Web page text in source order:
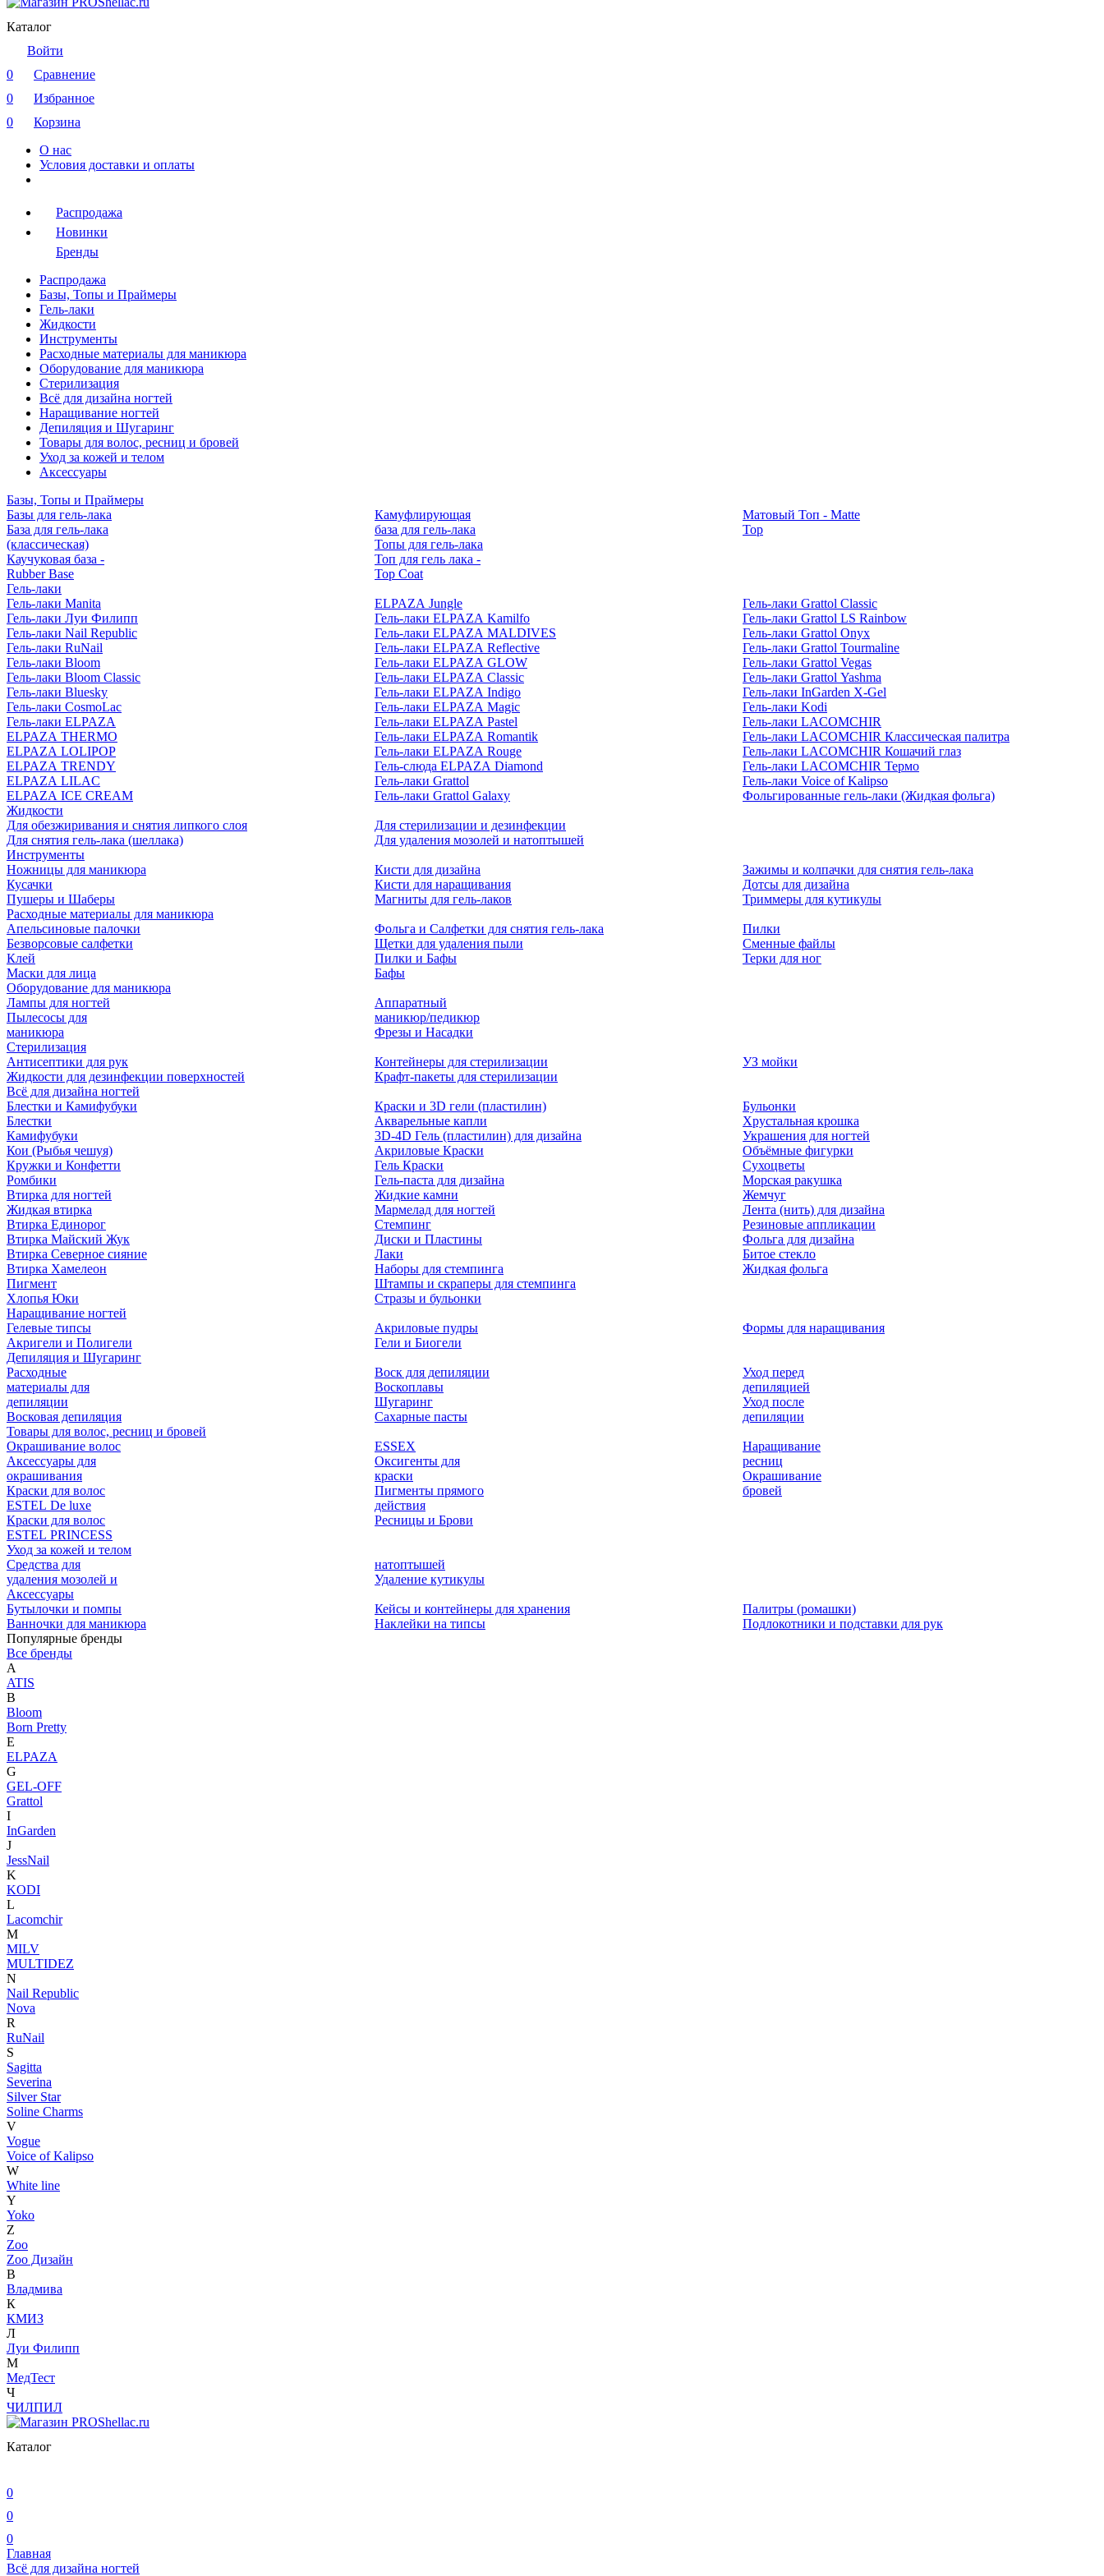
Каталог
Войти
0
Сравнение
0
Избранное
0
Корзина
О нас
Условия доставки и оплаты
Распродажа
Новинки
Бренды
Распродажа
Базы, Топы и Праймеры
Гель-лаки
Жидкости
Инструменты
Расходные материалы для маникюра
Оборудование для маникюра
Стерилизация
Всё для дизайна ногтей
Наращивание ногтей
Депиляция и Шугаринг
Товары для волос, ресниц и бровей
Уход за кожей и телом
Аксессуары
Базы, Топы и Праймеры
Базы для гель-лака
База для гель-лака
(классическая)
Каучуковая база -
Rubber Base
Камуфлирующая
база для гель-лака
Топы для гель-лака
Топ для гель лака -
Top Coat
Матовый Топ - Matte
Top
Гель-лаки
Гель-лаки Manita
Гель-лаки Луи Филипп
Гель-лаки Nail Republic
Гель-лаки RuNail
Гель-лаки Bloom
Гель-лаки Bloom Classic
Гель-лаки Bluesky
Гель-лаки CosmoLac
Гель-лаки ELPAZA
ELPAZA THERMO
ELPAZA LOLIPOP
ELPAZA TRENDY
ELPAZA LILAC
ELPAZA IСE CREAM
ELPAZA Jungle
Гель-лаки ELPAZA Kamilfo
Гель-лаки ELPAZA MALDIVES
Гель-лаки ELPAZA Reflective
Гель-лаки ELPAZA GLOW
Гель-лаки ELPAZA Classic
Гель-лаки ELPAZA Indigo
Гель-лаки ELPAZA Magic
Гель-лаки ELPAZA Pastel
Гель-лаки ELPAZA Romantik
Гель-лаки ELPAZA Rouge
Гель-слюда ELPAZA Diamond
Гель-лаки Grattol
Гель-лаки Grattol Galaxy
Гель-лаки Grattol Classic
Гель-лаки Grattol LS Rainbow
Гель-лаки Grattol Onyx
Гель-лаки Grattol Tourmaline
Гель-лаки Grattol Vegas
Гель-лаки Grattol Yashma
Гель-лаки InGarden X-Gel
Гель-лаки Kodi
Гель-лаки LACOMCHIR
Гель-лаки LACOMCHIR Классическая палитра
Гель-лаки LACOMCHIR Кошачий глаз
Гель-лаки LACOMCHIR Термо
Гель-лаки Voice of Kalipso
Фольгированные гель-лаки (Жидкая фольга)
Жидкости
Для обезжиривания и снятия липкого слоя
Для снятия гель-лака (шеллака)
Для стерилизации и дезинфекции
Для удаления мозолей и натоптышей
Инструменты
Ножницы для маникюра
Кусачки
Пушеры и Шаберы
Кисти для дизайна
Кисти для наращивания
Магниты для гель-лаков
Зажимы и колпачки для снятия гель-лака
Дотсы для дизайна
Триммеры для кутикулы
Расходные материалы для маникюра
Апельсиновые палочки
Безворсовые салфетки
Клей
Маски для лица
Фольга и Салфетки для снятия гель-лака
Щетки для удаления пыли
Пилки и Бафы
Бафы
Пилки
Сменные файлы
Терки для ног
Оборудование для маникюра
Лампы для ногтей
Пылесосы для
маникюра
Аппаратный
маникюр/педикюр
Фрезы и Насадки
Стерилизация
Антисептики для рук
Жидкости для дезинфекции поверхностей
Контейнеры для стерилизации
Крафт-пакеты для стерилизации
УЗ мойки
Всё для дизайна ногтей
Блестки и Камифубуки
Блестки
Камифубуки
Кои (Рыбья чешуя)
Кружки и Конфетти
Ромбики
Втирка для ногтей
Жидкая втирка
Втирка Единорог
Втирка Майский Жук
Втирка Северное сияние
Втирка Хамелеон
Пигмент
Хлопья Юки
Краски и 3D гели (пластилин)
Акварельные капли
3D-4D Гель (пластилин) для дизайна
Акриловые Краски
Гель Краски
Гель-паста для дизайна
Жидкие камни
Мармелад для ногтей
Стемпинг
Диски и Пластины
Лаки
Наборы для стемпинга
Штампы и скраперы для стемпинга
Стразы и бульонки
Бульонки
Хрустальная крошка
Украшения для ногтей
Объёмные фигурки
Сухоцветы
Морская ракушка
Жемчуг
Лента (нить) для дизайна
Резиновые аппликации
Фольга для дизайна
Битое стекло
Жидкая фольга
Наращивание ногтей
Гелевые типсы
Акригели и Полигели
Акриловые пудры
Гели и Биогели
Формы для наращивания
Депиляция и Шугаринг
Расходные
материалы для
депиляции
Восковая депиляция
Воск для депиляции
Воскоплавы
Шугаринг
Сахарные пасты
Уход перед
депиляцией
Уход после
депиляции
Товары для волос, ресниц и бровей
Окрашивание волос
Аксессуары для
окрашивания
Краски для волос
ESTEL De luxe
Краски для волос
ESTEL PRINCESS
ESSEX
Оксигенты для
краски
Пигменты прямого
действия
Ресницы и Брови
Наращивание
ресниц
Окрашивание
бровей
Уход за кожей и телом
Средства для
удаления мозолей и
натоптышей
Удаление кутикулы
Аксессуары
Бутылочки и помпы
Ванночки для маникюра
Кейсы и контейнеры для хранения
Наклейки на типсы
Палитры (ромашки)
Подлокотники и подставки для рук
Популярные бренды
Все бренды
A
ATIS
B
Bloom
Born Pretty
E
ELPAZA
G
GEL-OFF
Grattol
I
InGarden
J
JessNail
K
KODI
L
Lacomchir
M
MILV
MULTIDEZ
N
Nail Republic
Nova
R
RuNail
S
Sagitta
Severina
Silver Star
Soline Charms
V
Vogue
Voice of Kalipso
W
White line
Y
Yoko
Z
Zoo
Zoo Дизайн
В
Владмива
К
КМИЗ
Л
Луи Филипп
М
МедТест
Ч
ЧИЛПИЛ
Каталог
0
0
0
Главная
Всё для дизайна ногтей